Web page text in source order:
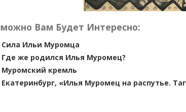
Вам Будет Интересно:
Сила Ильи Муромца
Где же родился Илья Муромец?
Муромский кремль
Екатеринбург, «Илья Муромец на распутье.